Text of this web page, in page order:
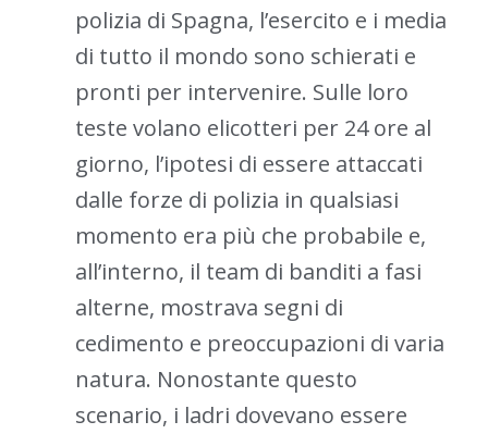
polizia di Spagna, l’esercito e i media
di tutto il mondo sono schierati e
pronti per intervenire. Sulle loro
teste volano elicotteri per 24 ore al
giorno, l’ipotesi di essere attaccati
dalle forze di polizia in qualsiasi
momento era più che probabile e,
all’interno, il team di banditi a fasi
alterne, mostrava segni di
cedimento e preoccupazioni di varia
natura. Nonostante questo
scenario, i ladri dovevano essere